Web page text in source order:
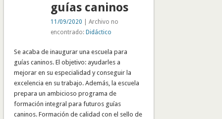
guías caninos
11/09/2020 | Archivo no
encontrado: Didáctico
Se acaba de inaugurar una escuela para
guías caninos. El objetivo: ayudarles a
mejorar en su especialidad y conseguir la
excelencia en su trabajo. Además, la escuela
prepara un ambicioso programa de
formación integral para futuros guías
caninos. Formación de calidad con el sello de